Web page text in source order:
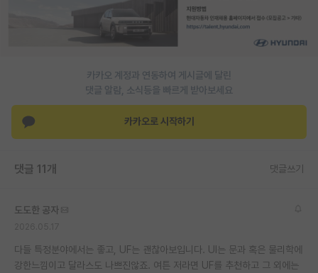
학술 정보 게시판
유학교육
반도체 아카데미
카카오 계정과 연동하여 게시글에 달린
댓글 알람, 소식등을 빠르게 받아보세요
카카오로 시작하기
댓글 11개 댓글쓰기
도도한 공자
다들 특정분야에서는 좋고, UF는 괜찮아보입니다. UI는 문과 혹은 물리학에
강한느낌이고 달라스도 나쁘진않죠. 여튼 저라면 UF를 추천하고 그 외에는